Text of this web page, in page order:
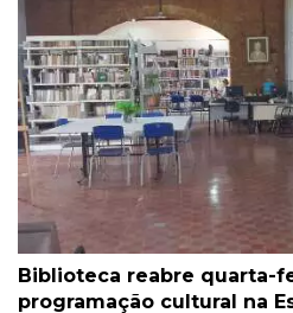
Biblioteca reabre quarta-
programação cultural na